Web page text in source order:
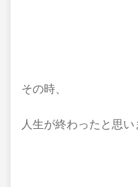
その時、
人生が終わったと思い